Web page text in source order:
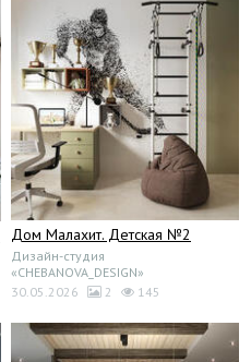
Дом Малахит. Детская №2
Дизайн-студия
«CHEBANOVA_DESIGN»
30.05.2026
2 145